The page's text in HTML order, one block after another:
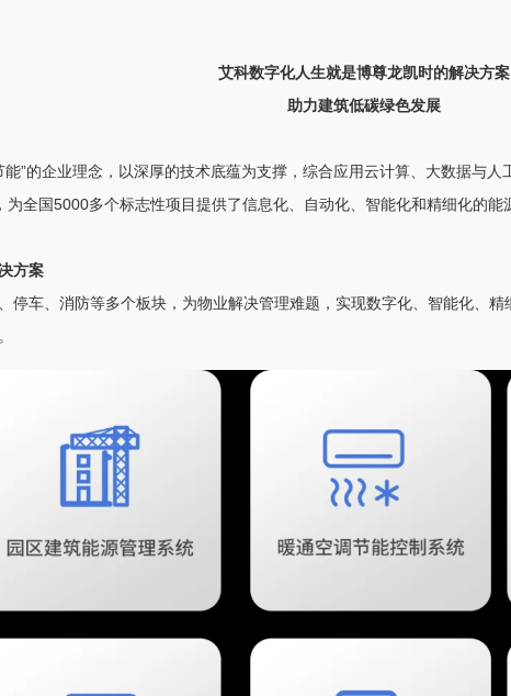
艾科数字化人生就是博尊龙凯时的解决方案
助力建筑低碳绿色发展
”的企业理念，以深厚的技术底蕴为支撑，综合应用云计算、大数据与
全国5000多个标志性项目提供了信息化、自动化、智能化和精细化的能
方案
停车、消防等多个板块，为物业解决管理难题，实现数字化、智能化、